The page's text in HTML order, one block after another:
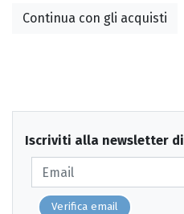
Continua con gli acquisti
Iscriviti alla newsletter di
Verifica email